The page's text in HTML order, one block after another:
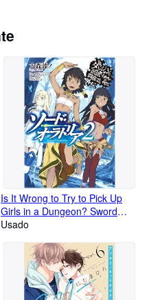
Is It Wrong to Try to Pick Up
Girls in a Dungeon? Sword
Oratoria Vol. 2 (GA Bunko)
Usado